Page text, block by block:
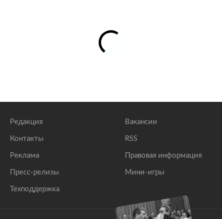
Редакция
Контакты
Реклама
Пресс-релизы
Техподдержка
Вакансии
RSS
Правовая информация
Мини-игры